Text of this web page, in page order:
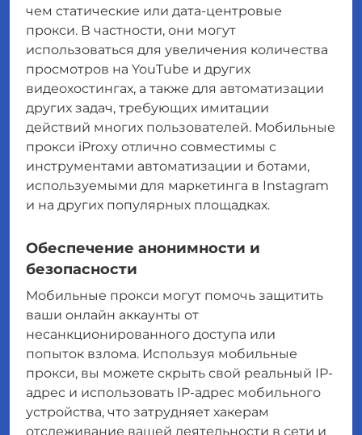
чем статические или дата-центровые
прокси. В частности, они могут
использоваться для увеличения количества
просмотров на YouTube и других
видеохостингах, а также для автоматизации
других задач, требующих имитации
действий многих пользователей. Мобильные
прокси iProxy отлично совместимы с
инструментами автоматизации и ботами,
используемыми для маркетинга в Instagram
и на других популярных площадках.
Обеспечение анонимности и
безопасности
Мобильные прокси могут помочь защитить
ваши онлайн аккаунты от
несанкционированного доступа или
попыток взлома. Используя мобильные
прокси, вы можете скрыть свой реальный IP-
адрес и использовать IP-адрес мобильного
устройства, что затрудняет хакерам
отслеживание вашей деятельности в сети и